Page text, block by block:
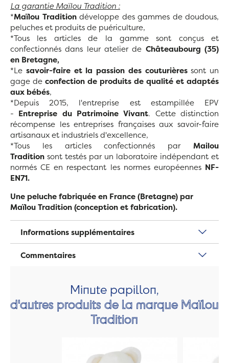
La garantie Maïlou Tradition :
*Maïlou Traditiondéveloppe des gammes de doudous,
peluches et produits de puériculture,
*Tous les articles de la gamme sont conçus et
confectionnés dans leur atelier de Châteaubourg (35)
en Bretagne,
*Le savoir-faire et la passion des couturièressont un
gage de confection de produits de qualité et adaptés
aux bébés,
*Depuis 2015, l'entreprise est estampillée EPV
- Entreprise du Patrimoine Vivant. Cette distinction
récompense les entreprises françaises aux savoir-faire
artisanaux et industriels d'excellence,
*Tous les articles confectionnés par Mailou
Tradition sont testés par un laboratoire indépendant et
normés CE en respectant les normes européennes NF-
EN71.
Une peluche fabriquée en France (Bretagne) par
Maïlou Tradition (conception et fabrication).
Informations supplémentaires
Commentaires
Minute papillon,
d'autres produits de la marque Maïlou
Tradition